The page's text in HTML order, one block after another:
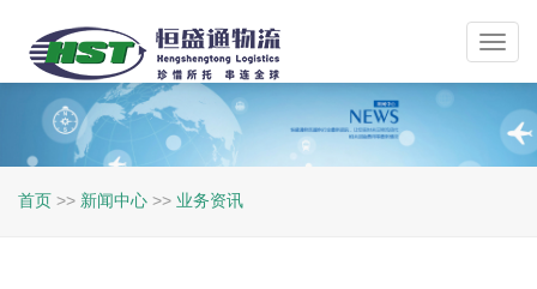
首页 >> 新闻中心 >> 业务资讯